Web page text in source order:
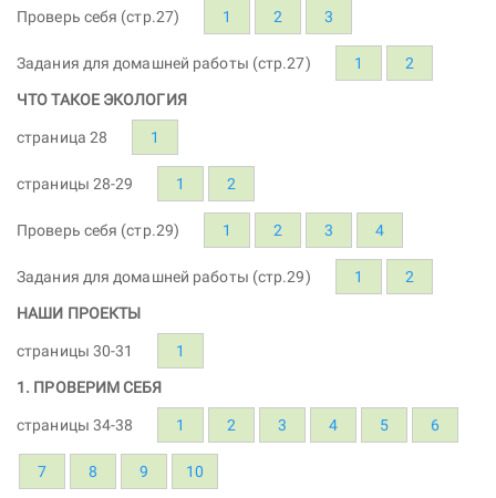
Проверь себя (стр.27) 1 2 3
Задания для домашней работы (стр.27) 1 2
ЧТО ТАКОЕ ЭКОЛОГИЯ
страница 28 1
страницы 28-29 1 2
Проверь себя (стр.29) 1 2 3 4
Задания для домашней работы (стр.29) 1 2
НАШИ ПРОЕКТЫ
страницы 30-31 1
1. ПРОВЕРИМ СЕБЯ
страницы 34-38 1 2 3 4 5 6
7 8 9 10